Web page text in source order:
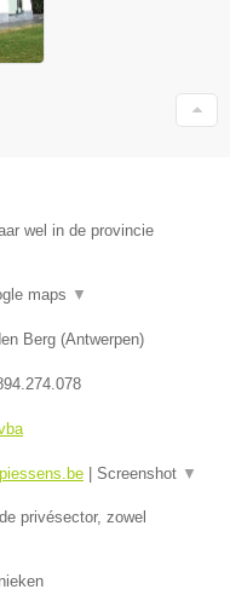
wel in de provincie
maps ▼
Berg (Antwerpen)
Screenshot ▼
privésector, zowel